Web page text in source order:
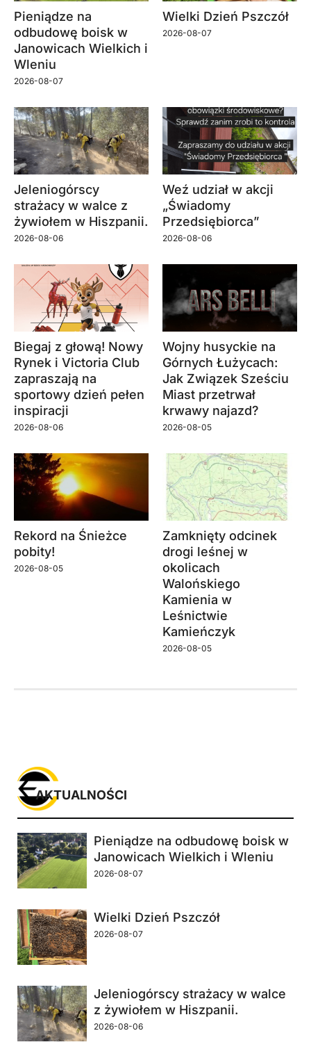
Pieniądze na
odbudowę boisk w
Janowicach Wielkich i
Wleniu
2026-08-07
Wielki Dzień Pszczół
2026-08-07
Jeleniogórscy
strażacy w walce z
żywiołem w Hiszpanii.
2026-08-06
Weź udział w akcji
„Świadomy
Przedsiębiorca”
2026-08-06
Biegaj z głową! Nowy
Rynek i Victoria Club
zapraszają na
sportowy dzień pełen
inspiracji
2026-08-06
Wojny husyckie na
Górnych Łużycach:
Jak Związek Sześciu
Miast przetrwał
krwawy najazd?
2026-08-05
Rekord na Śnieżce
pobity!
2026-08-05
Zamknięty odcinek
drogi leśnej w
okolicach
Walońskiego
Kamienia w
Leśnictwie
Kamieńczyk
2026-08-05
Pieniądze na odbudowę boisk w
Janowicach Wielkich i Wleniu
2026-08-07
Wielki Dzień Pszczół
2026-08-07
Jeleniogórscy strażacy w walce
z żywiołem w Hiszpanii.
2026-08-06
AKTUALNOŚCI